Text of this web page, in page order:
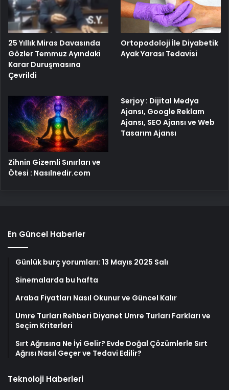
25 Yıllık Miras Davasında
Gözler Temmuz Ayındaki
Karar Duruşmasına
Çevrildi
Ortopodoloji İle Diyabetik
Ayak Yarası Tedavisi
Zihnin Gizemli Sınırları ve
Ötesi : Nasılnedir.com
Serjoy : Dijital Medya
Ajansı, Google Reklam
Ajansı, SEO Ajansı ve Web
Tasarım Ajansı
En Güncel Haberler
Günlük burç yorumları: 13 Mayıs 2025 Salı
Sinemalarda bu hafta
Araba Fiyatları Nasıl Okunur ve Güncel Kalır
Umre Turları Rehberi Diyanet Umre Turları Farkları ve
Seçim Kriterleri
Sırt Ağrısına Ne İyi Gelir? Evde Doğal Çözümlerle Sırt
Ağrısı Nasıl Geçer ve Tedavi Edilir?
Teknoloji Haberleri